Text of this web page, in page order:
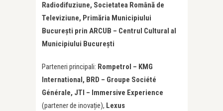
Radiodifuziune, Societatea Română de
Televiziune, Primăria Municipiului
București prin ARCUB – Centrul Cultural al
Municipiului București
Parteneri principali: Rompetrol – KMG
International, BRD – Groupe Société
Générale, JTI – Immersive Experience
(partener de inovație), Lexus